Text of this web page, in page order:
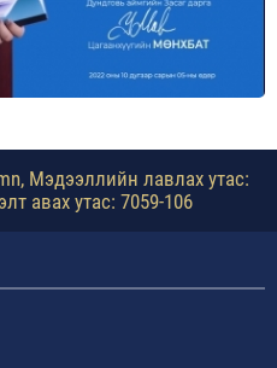
Мэдээллийн лавлах утас:
авах утас: 7059-106